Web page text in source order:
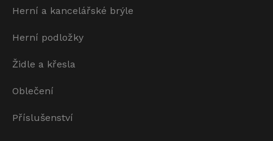
Herní a kancelářské brýle
Herní podložky
Židle a křesla
Oblečení
Příslušenství